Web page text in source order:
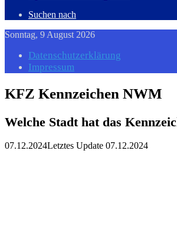
Suchen nach
Sonntag, 9 August 2026
Datenschutzerklärung
Impressum
KFZ Kennzeichen NWM
Welche Stadt hat das
07.12.2024Letztes Update 07.12.2024